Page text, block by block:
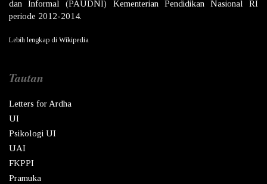
dan Informal (PAUDNI) Kementerian Pendidikan Nasional
RI
periode 2012-2014.
Lebih lengkap di Wikipedia
Tautan
Letters for Ardha
UI
Psikologi UI
UAI
FKPPI
Pramuka